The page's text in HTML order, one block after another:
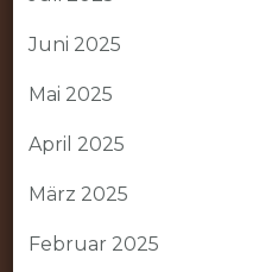
Juni 2025
Mai 2025
April 2025
März 2025
Februar 2025